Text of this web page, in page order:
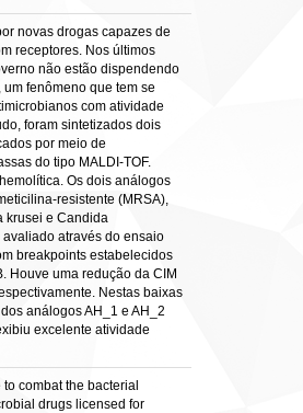
novas drogas capazes de
receptores. Nos últimos
não estão dispendendo
fenômeno que tem se
com atividade
foram sintetizados dois
por meio de
do tipo MALDI-TOF.
Os dois análogos
resistente (MRSA),
krusei e Candida
através do ensaio
breakpoints estabelecidos
Houve uma redução da CIM
Nestas baixas
análogos AH_1 e AH_2
excelente atividade
combat the bacterial
drugs licensed for